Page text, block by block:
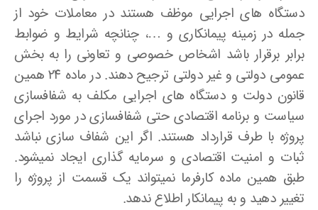
دستگاه های اجرایی موظف هستند در معاملات خود از
جمله در زمینه پیمانکاری و …، چنانچه شرایط و ضوابط
برابر برقرار باشد اشخاص خصوصی و تعاونی را به بخش
عمومی دولتی و غیر دولتی ترجیح دهند. در ماده ۲۴ همین
قانون دولت و دستگاه های اجرایی مکلف به شفاف­سازی
سیاست و برنامه اقتصادی حتی شفاف­سازی در مورد اجرای
پروژه با طرف قرارداد هستند. اگر این شفاف­ سازی نباشد
ثبات و امنیت اقتصادی و سرمایه ­گذاری ایجاد نمی­شود.
طبق همین ماده کارفرما نمی­تواند یک قسمت از پروژه را
تغییر دهید و به پیمانکار اطلاع ندهد.